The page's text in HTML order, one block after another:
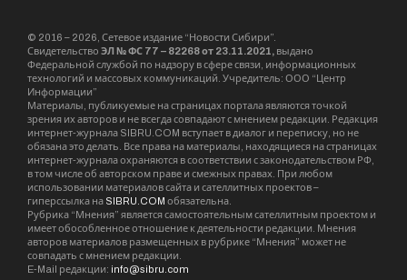
© 2016 – 2026, Сетевое издание “Новости Сибири”.
Свидетельство ЭЛ № ФС 77 – 82268 от 23.11.2021, выдано
Федеральной службой по надзору в сфере связи, информационных
технологий и массовых коммуникаций. Учредитель: ООО “Центр
Информации”
Материалы, публикуемые на страницах портала являются точкой
зрения их авторов и не всегда совпадают с мнением редакции. Редакция
интернет-журнала SIBRU.COM вступает в диалог и переписку, но не
обязана это делать. Все права на материалы, находящиеся на страницах
интернет-журнала охраняются в соответствии с законодательством РФ,
в том числе об авторском праве и смежных правах. При любом
использовании материалов сайта и сателлитных проектов –
гиперссылка на SIBRU.COM обязательна.
Рубрика “Мнения” является самостоятельным сателлитным проектом и
имеет обособленное отношение к деятельности редакции. Мнения
авторов материалов размещенных в рубрике “Мнения” может не
совпадать с мнением редакции.
E-Mail редакции: info@sibru.com